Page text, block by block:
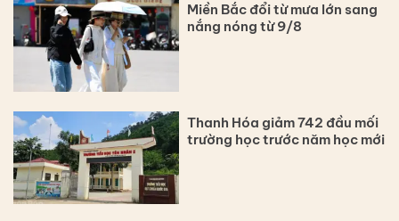
Miền Bắc đổi từ mưa lớn sang
nắng nóng từ 9/8
Thanh Hóa giảm 742 đầu mối
trường học trước năm học mới